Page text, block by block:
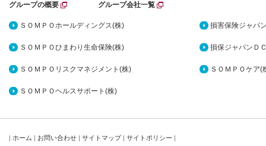
グループの概要 グループ会社一覧
ＳＯＭＰＯホールディングス(株) 損害保険ジャパ
ＳＯＭＰＯひまわり生命保険(株) 損保ジャパンＤ
ＳＯＭＰＯリスクマネジメント(株) ＳＯＭＰＯケア(
ＳＯＭＰＯヘルスサポート(株)
ホーム お問い合わせ サイトマップ サイトポリシー